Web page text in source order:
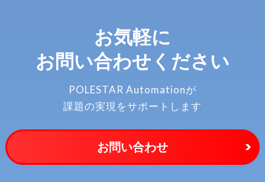
お気軽に
お問い合わせください
POLESTAR Automationが
課題の実現をサポートします
お問い合わせ